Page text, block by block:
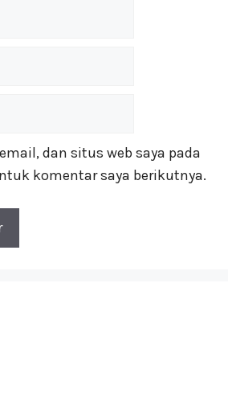
dan situs web saya pada
komentar saya berikutnya.